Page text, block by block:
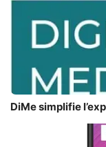
DiMe simplifie